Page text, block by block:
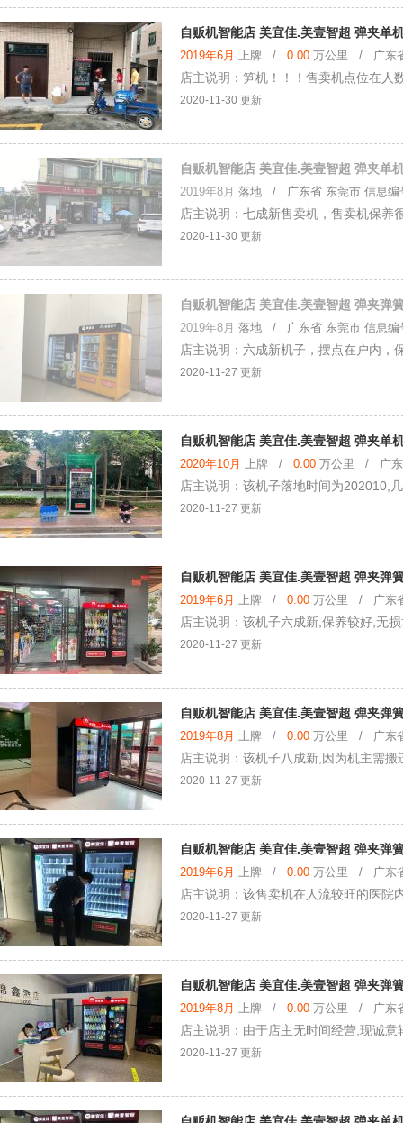
自贩机智能店 美宜佳.美壹智超 弹夹单
2019年6月 上牌 / 0.00 万公里 / 广东省
店主说明：笋机！！！售卖机点位在人
2020-11-30 更新
自贩机智能店 美宜佳.美壹智超 弹夹单
2019年8月 落地 / 广东省 东莞市 信息编
店主说明：七成新售卖机，售卖机保养
2020-11-30 更新
自贩机智能店 美宜佳.美壹智超 弹夹弹
2019年8月 落地 / 广东省 东莞市 信息编
店主说明：六成新机子，摆点在户内，
2020-11-27 更新
自贩机智能店 美宜佳.美壹智超 弹夹单
2020年10月 上牌 / 0.00 万公里 / 广东
店主说明：该机子落地时间为202010,
2020-11-27 更新
自贩机智能店 美宜佳.美壹智超 弹夹弹
2019年6月 上牌 / 0.00 万公里 / 广东省
店主说明：该机子六成新,保养较好,无
2020-11-27 更新
自贩机智能店 美宜佳.美壹智超 弹夹弹
2019年8月 上牌 / 0.00 万公里 / 广东省
店主说明：该机子八成新,因为机主需
2020-11-27 更新
自贩机智能店 美宜佳.美壹智超 弹夹弹
2019年6月 上牌 / 0.00 万公里 / 广东省
店主说明：该售卖机在人流较旺的医院
2020-11-27 更新
自贩机智能店 美宜佳.美壹智超 弹夹弹
2019年8月 上牌 / 0.00 万公里 / 广东省
店主说明：由于店主无时间经营,现诚
2020-11-27 更新